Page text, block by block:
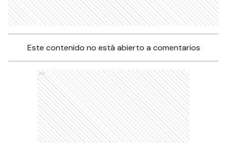
Este contenido no está abierto a comentarios
Ads